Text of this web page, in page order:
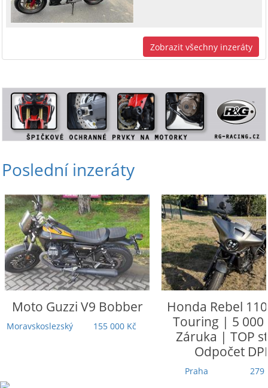
Zobrazit všechny inzeráty
Poslední inzeráty
Moto Guzzi V9 Bobber
Moravskoslezský 155 000 Kč
Honda Rebel
Touring | 5
Záruka | TOP
Odpočet
Praha 279